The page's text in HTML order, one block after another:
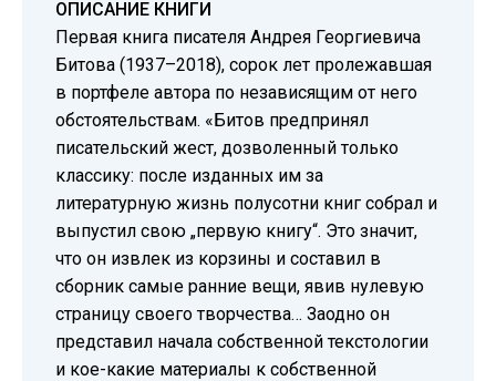
ОПИСАНИЕ КНИГИ
Первая книга писателя Андрея Георгиевича
Битова (1937–2018), сорок лет пролежавшая
в портфеле автора по независящим от него
обстоятельствам. «Битов предпринял
писательский жест, дозволенный только
классику: после изданных им за
литературную жизнь полусотни книг собрал и
выпустил свою „первую книгу“. Это значит,
что он извлек из корзины и составил в
сборник самые ранние вещи, явив нулевую
страницу своего творчества… Заодно он
представил начала собственной текстологии
и кое-какие материалы к собственной